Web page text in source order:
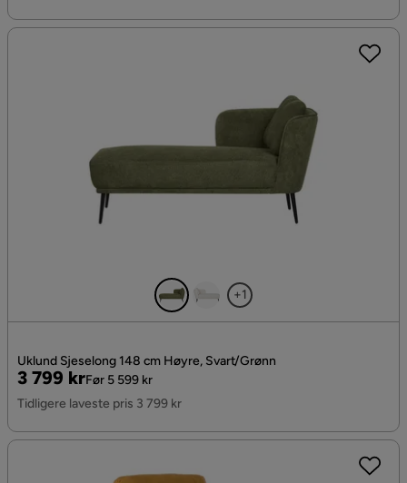
+1
Uklund Sjeselong 148 cm Høyre, Svart/Grønn
Pris
3 799 kr
Original
Pris
Før 5 599 kr
Tidligere laveste pris 3 799 kr